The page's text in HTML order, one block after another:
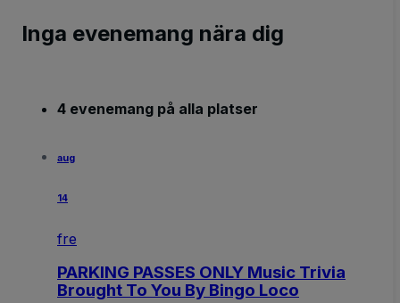
Inga evenemang nära dig
4 evenemang på alla platser
aug
14
fre
PARKING PASSES ONLY Music Trivia
Brought To You By Bingo Loco